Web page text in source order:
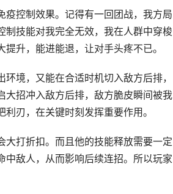
控制效果。记得有一回团战，我方局
技能对我完全无效，我在人群中穿梭
升，能进能退，让对手头疼不已。
境，又能在合适时机切入敌方后排，
大招冲入敌方后排，敌方脆皮瞬间被我
刃，在关键时刻发挥重要作用。
打折扣。而且他的技能释放需要一定
中敌人，从而影响后续连招。所以玩家